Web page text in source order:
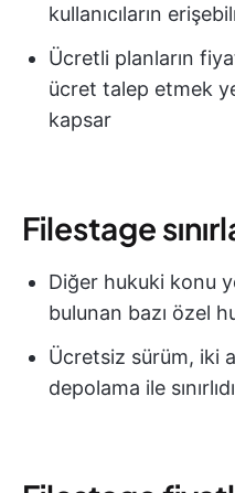
kullanıcıların
Ücretli planların
ücret talep etmek
kapsar
Filestage
Diğer hukuki konu
bulunan bazı özel
Ücretsiz sürüm, iki
depolama ile